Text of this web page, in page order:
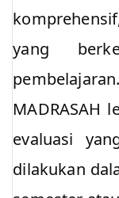
yang
MADRASAH
evaluasi
dilakukan